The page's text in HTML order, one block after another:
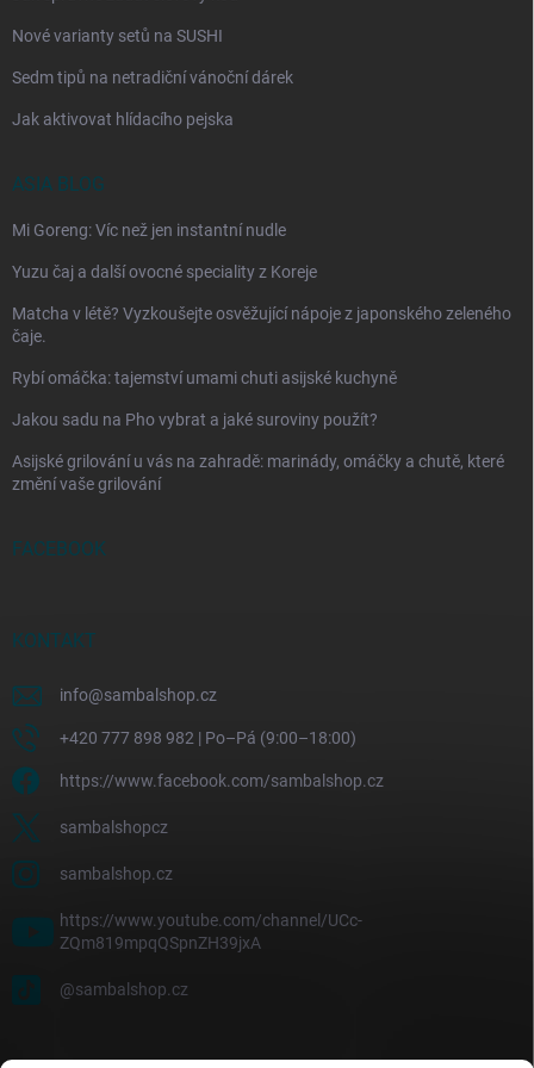
Nové varianty setů na SUSHI
Sedm tipů na netradiční vánoční dárek
Jak aktivovat hlídacího pejska
ASIA BLOG
Mi Goreng: Víc než jen instantní nudle
Yuzu čaj a další ovocné speciality z Koreje
Matcha v létě? Vyzkoušejte osvěžující nápoje z japonského zeleného
čaje.
Rybí omáčka: tajemství umami chuti asijské kuchyně
Jakou sadu na Pho vybrat a jaké suroviny použít?
Asijské grilování u vás na zahradě: marinády, omáčky a chutě, které
změní vaše grilování
FACEBOOK
KONTAKT
info@sambalshop.cz
+420 777 898 982 | Po–Pá (9:00–18:00)
https://www.facebook.com/sambalshop.cz
sambalshopcz
sambalshop.cz
https://www.youtube.com/channel/UCc-
ZQm819mpqQSpnZH39jxA
@sambalshop.cz